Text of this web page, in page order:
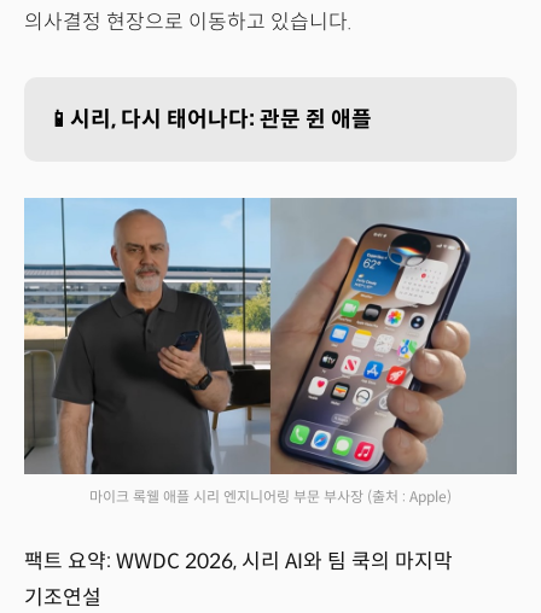
의사결정 현장으로 이동하고 있습니다.
📱시리, 다시 태어나다: 관문 쥔 애플
마이크 록웰 애플 시리 엔지니어링 부문 부사장 (출처 : Apple)
팩트 요약: WWDC 2026, 시리 AI와 팀 쿡의 마지막
기조연설